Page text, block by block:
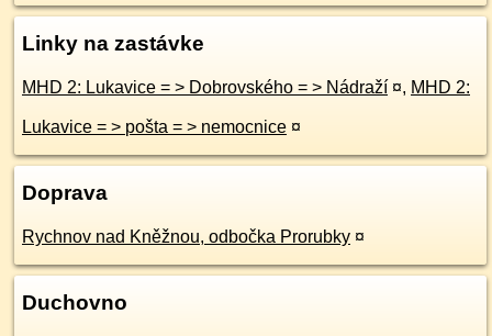
Linky na zastávke
MHD 2: Lukavice = > Dobrovského = > Nádraží ¤, MHD 2:
Lukavice = > pošta = > nemocnice ¤
Doprava
Rychnov nad Kněžnou, odbočka Prorubky ¤
Duchovno